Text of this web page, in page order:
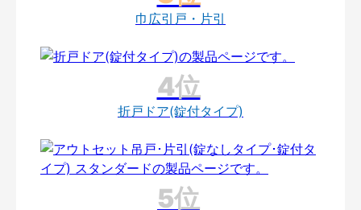
巾広引戸・片引
折戸ドア(錠付タイプ)